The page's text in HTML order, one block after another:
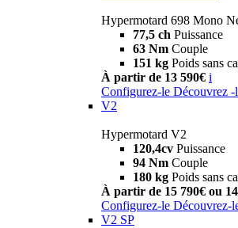
Hypermotard 698 Mono
77,5 ch Puissance
63 Nm Couple
151 kg Poids sans
À partir de 13 590€ i
Configurez-le Découvrez -
V2
Hypermotard V2
120,4cv Puissance
94 Nm Couple
180 kg Poids sans
À partir de 15 790€ ou
Configurez-le Découvrez-
V2 SP